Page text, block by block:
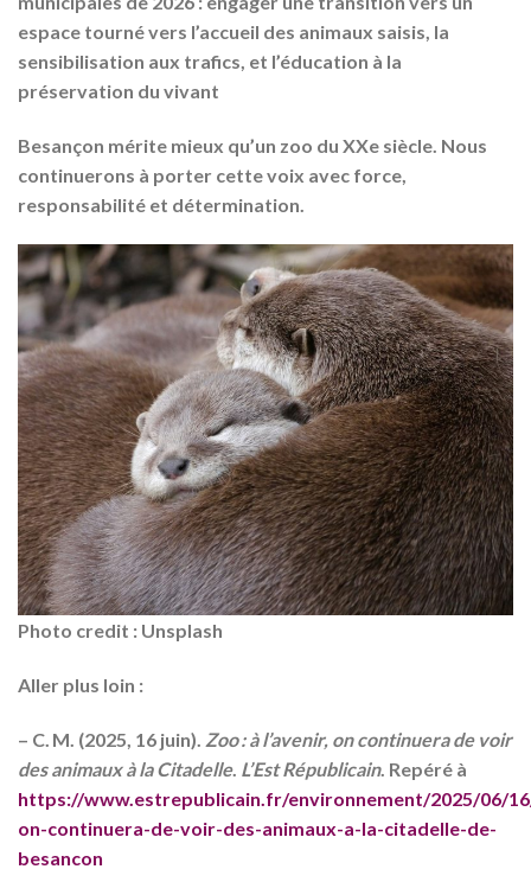
espace tourné vers l’accueil des animaux saisis, la
sensibilisation aux trafics, et l’éducation à la
préservation du vivant
Besançon mérite mieux qu’un zoo du XXe siècle. Nous
continuerons à porter cette voix avec force,
responsabilité et détermination.
Photo credit : Unsplash
Aller plus loin :
– C. M. (2025, 16 juin). Zoo : à l’avenir, on continuera de voir
des animaux à la Citadelle. L’Est Républicain. Repéré à
https://www.estrepublicain.fr/environnement/2025/06/
on-continuera-de-voir-des-animaux-a-la-citadelle-de-
besancon